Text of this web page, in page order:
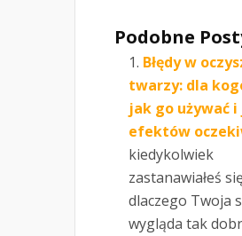
Podobne
Błędy w
twarzy: dla
jak go używać
efektów
kiedykolwiek
zastanawiałeś
dlaczego Twoja
wygląda tak